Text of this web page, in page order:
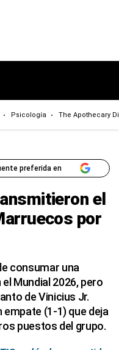
Psicología The Apothecary
preferida en
el
por
consumar una
Mundial 2026, pero
de Vinicius Jr.
(1-1) que deja
puestos del grupo.